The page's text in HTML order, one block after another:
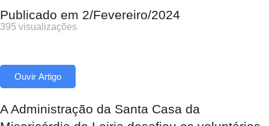
Publicado em 2/Fevereiro/2024
395 visualizações
Ouvir Artigo
A Administração da Santa Casa da